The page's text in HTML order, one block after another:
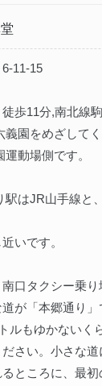
11-15
歩11分,南北線
してくだ
側です。
駅はJR山手線
いです。
南口タクシー乗
が「本郷通り」
ルもゆかないく
さい。小さな
ところに、最